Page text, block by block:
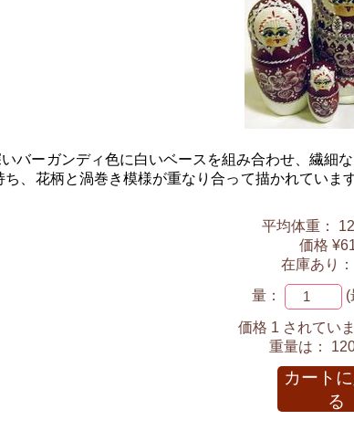
バーガンディ色に白いベースを組み合わせ、繊
、花柄と渦巻き模様が重なり合って描かれてい
平均体重：
価格
在庫あり
量： (
価格 1 されていま
重量は：
カート
る